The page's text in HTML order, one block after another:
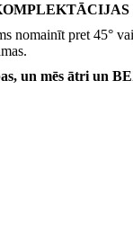
nomainīt pret 45°
un mēs ātri un